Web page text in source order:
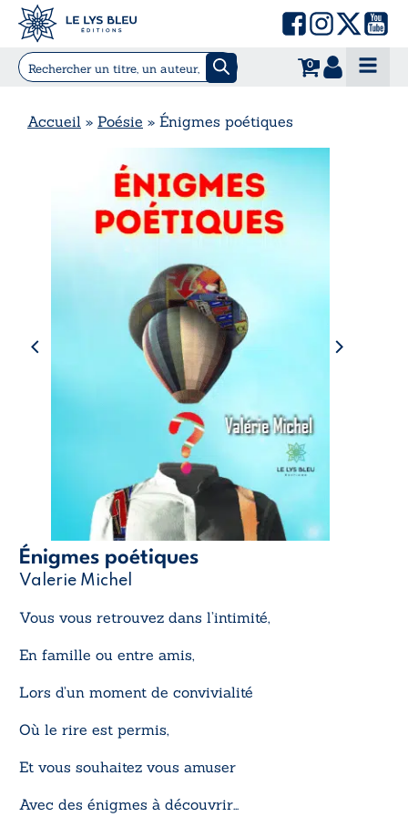
0
Accueil » Poésie » Énigmes poétiques
Énigmes poétiques
Valerie Michel
Vous vous retrouvez dans l’intimité,
En famille ou entre amis,
Lors d’un moment de convivialité
Où le rire est permis,
Et vous souhaitez vous amuser
Avec des énigmes à découvrir…